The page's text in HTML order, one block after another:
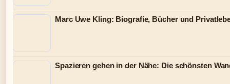
Marc Uwe Kling: Biografie, Bücher und
Spazieren gehen in der Nähe: Die schönsten